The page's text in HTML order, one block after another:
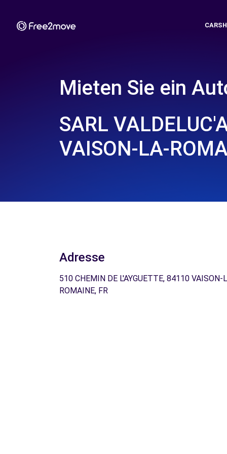
Mieten Sie ein
SARL
VAISON-LA-
Adresse
510 CHEMIN DE L'AYGUETTE, 84110 VAISON-
ROMAINE, FR